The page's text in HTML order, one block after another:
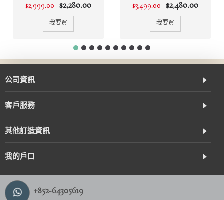
$2,999.00 $2,280.00
我要買
$3,499.00 $2,480.00
我要買
公司資訊
客戶服務
其他訂造資訊
我的戶口
+852-64305619